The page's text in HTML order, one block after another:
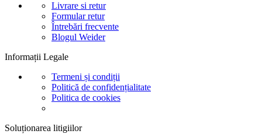
Livrare si retur
Formular retur
Întrebări frecvente
Blogul Weider
Informații Legale
Termeni și condiții
Politică de confidențialitate
Politica de cookies
Soluționarea litigiilor